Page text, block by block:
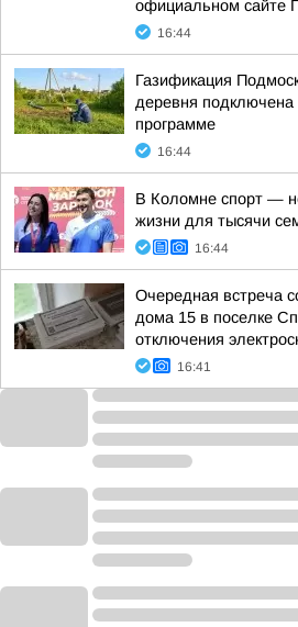
официальном сайте
16:44
Газификация
деревня подключена
программе
16:44
В Коломне спорт —
жизни для тысячи
16:44
Очередная встреча
дома 15 в поселке
отключения
16:41